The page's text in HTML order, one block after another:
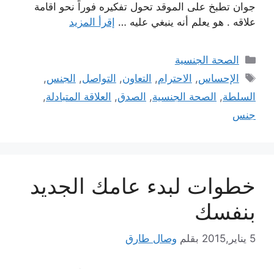
جوان تطبخ على الموقد تحول تفكيره فوراً نحو اقامة
علاقه . هو يعلم أنه ينبغي عليه … إقرأ المزيد
التصنيفات
الصحة الجنسية
الوسوم
الإحساس, الاحترام, التعاون, التواصل, الجنس,
السلطة, الصحة الجنسية, الصدق, العلاقة المتبادلة,
جنس
خطوات لبدء عامك الجديد
بنفسك
5 يناير,2015 بقلم وصال طارق